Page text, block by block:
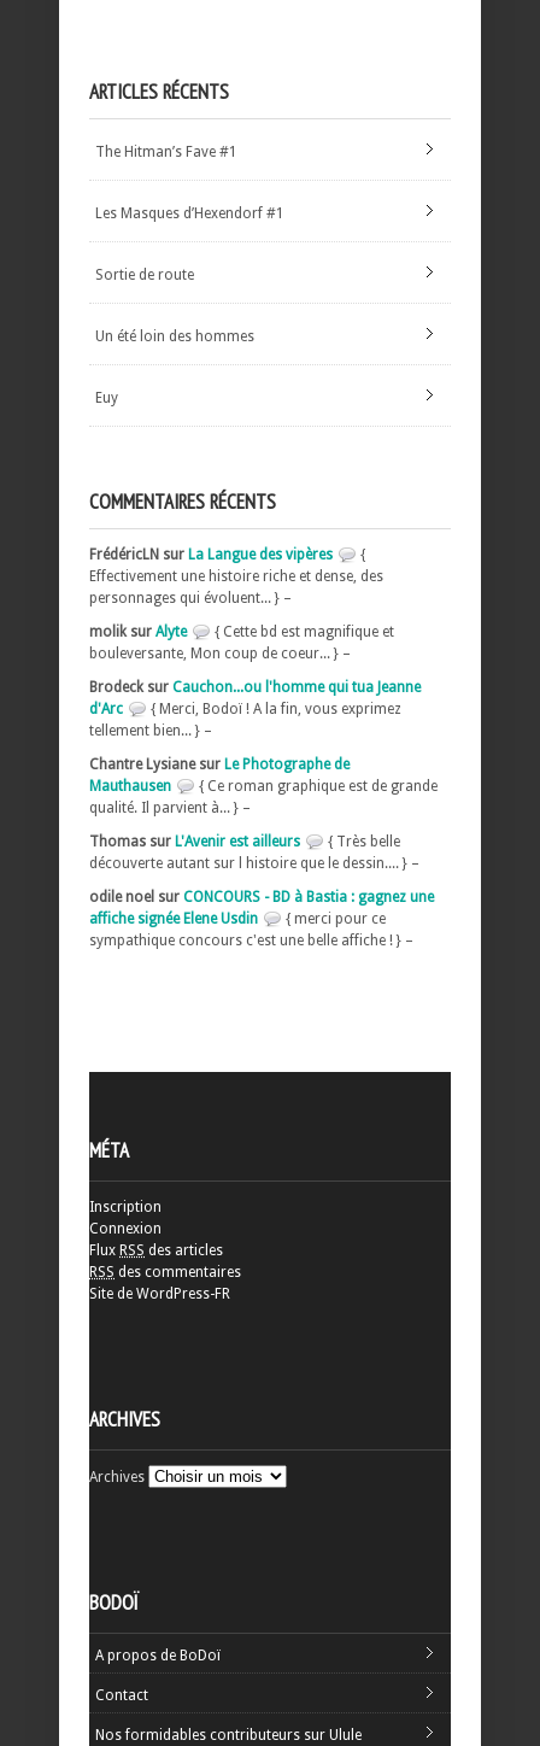
ARTICLES RÉCENTS
The Hitman’s Fave #1
Les Masques d’Hexendorf #1
Sortie de route
Un été loin des hommes
Euy
COMMENTAIRES RÉCENTS
FrédéricLN sur La Langue des vipères
{
Effectivement une histoire riche et dense, des
personnages qui évoluent... } –
molik sur Alyte
{ Cette bd est magnifique et
bouleversante, Mon coup de coeur... } –
Brodeck sur Cauchon...ou l'homme qui tua Jeanne
d'Arc
{ Merci, Bodoï ! A la fin, vous exprimez
tellement bien... } –
Chantre Lysiane sur Le Photographe de
Mauthausen
{ Ce roman graphique est de grande
qualité. Il parvient à... } –
Thomas sur L'Avenir est ailleurs
{ Très belle
découverte autant sur l histoire que le dessin.... } –
odile noel sur CONCOURS - BD à Bastia : gagnez une
affiche signée Elene Usdin
{ merci pour ce
sympathique concours c'est une belle affiche ! } –
MÉTA
Inscription
Connexion
Flux RSS des articles
RSS des commentaires
Site de WordPress-FR
ARCHIVES
Archives
BODOÏ
A propos de BoDoï
Contact
Nos formidables contributeurs sur Ulule